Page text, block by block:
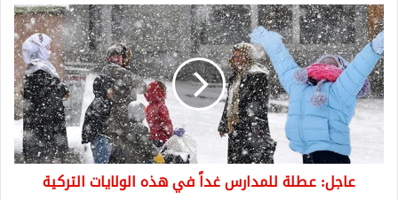
عاجل:
عطلة
للمدارس
غداً
في
هذه
الولايات
عاجل: عطلة للمدارس غداً في هذه الولايات التركية